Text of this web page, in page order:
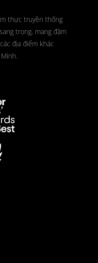
thực truyền thống
trọng, mang đậm
địa điểm khác